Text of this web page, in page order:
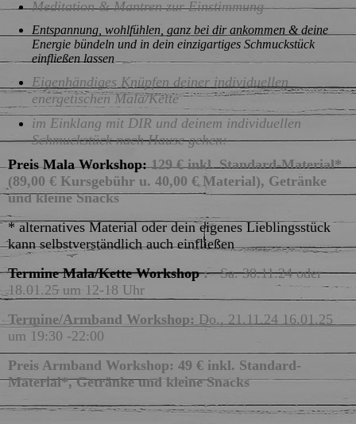
Meditation & Mantren zur Einstimmung
Entspannung, wohlfühlen, ganz bei dir ankommen & deine
Energie bündeln und in dein einzigartiges Schmuckstück
einfließen lassen
Eigenhändiges Knüpfen deiner individuellen
energetischen Mala/Kette
im Einklang mit DIR und deinem individuellen
Schmuckstück nach Hause gehen:
Preis Mala Workshop:129 € inkl. Standard-Material*
(89,00 € Kursgebühr u. 40,00 € Material), Getränke
und kleine Snacks
* alternatives Material oder dein eigenes Lieblingsstück
kann selbstverständlich auch einfließen
Termine Mala/Kette Workshop:Sa. 30.11.24 oder
18.01.25 um 12-18 Uhr
Termine/Armband Workshop: Do., 21.11.24 16.01.25
um 19:30 -22:00
Preis Armband Workshop: 49 € inkl. Standard-
Material*, Getränke und kleine Snacks